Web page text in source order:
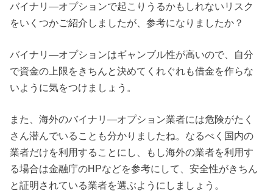
バイナリ―オプションで起こりうるかもしれないリスク
をいくつかご紹介しましたが、参考になりましたか？
バイナリ―オプションはギャンブル性が高いので、自分
で資金の上限をきちんと決めてくれぐれも借金を作らな
いように気をつけましょう。
また、海外のバイナリ―オプション業者には危険がたく
さん潜んでいることも分かりましたね。なるべく国内の
業者だけを利用することにし、もし海外の業者を利用す
る場合は金融庁のHPなどを参考にして、安全性がきちん
と証明されている業者を選ぶようにしましょう。